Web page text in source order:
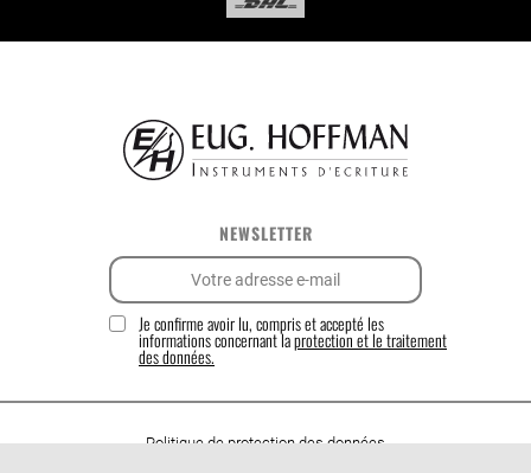
NEWSLETTER
Je confirme avoir lu, compris et accepté les
informations concernant laprotection et le traitement
des données.
Politique de protection des données